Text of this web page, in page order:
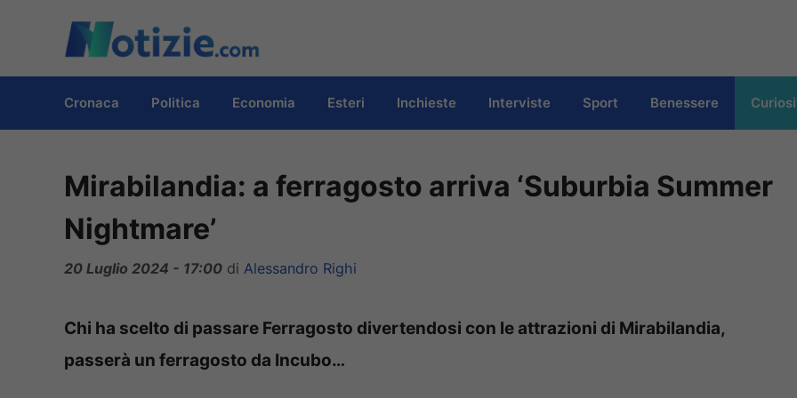
contenuto
Cronaca Politica Economia Esteri Inchieste Interviste Sport Benessere
Mirabilandia: a ferragosto arriva ‘Suburbia Summer
Nightmare’
20 Luglio 2024 - 17:00 di Alessandro Righi
Chi ha scelto di passare Ferragosto divertendosi con le attrazioni di Mirabilandia,
passerà un ferragosto da Incubo…